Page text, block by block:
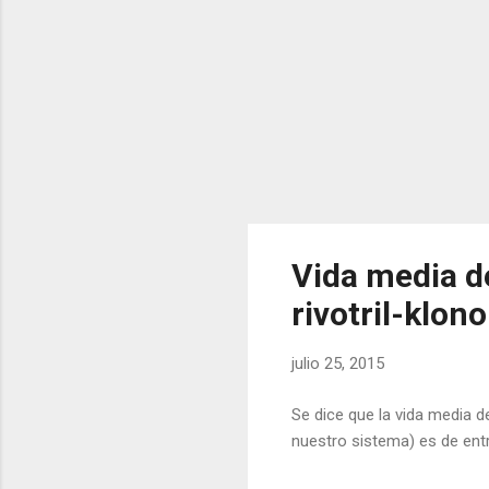
Vida media
rivotril-
julio 25, 2015
Se dice que la vida media
nuestro sistema) es de